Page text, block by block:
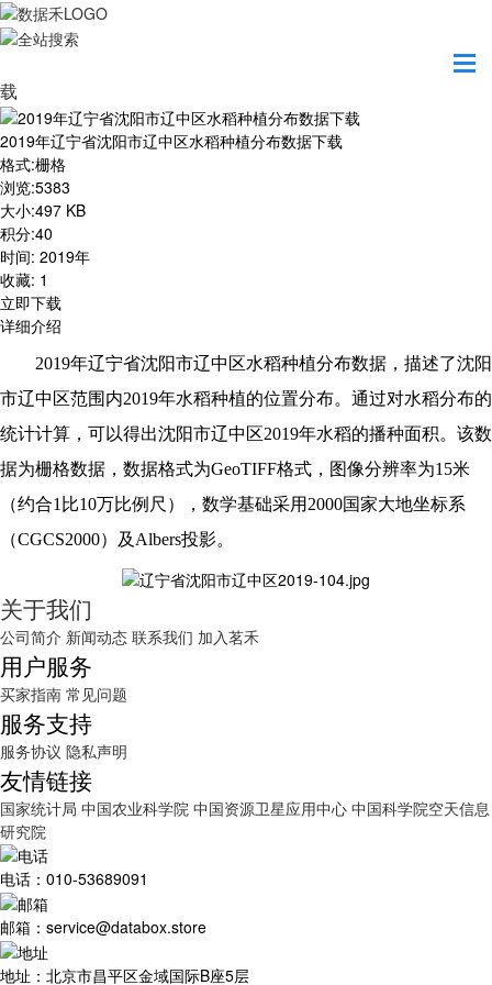
2019年辽宁省沈阳市辽中区水稻种植分布数据下
载
2019年辽宁省沈阳市辽中区水稻种植分布数据下载
格式:栅格
浏览:5383
大小:497 KB
积分:40
时间: 2019年
收藏: 1
立即下载
详细介绍
2019年辽宁省沈阳市辽中区水稻种植分布数据，描述了沈阳
市辽中区范围内2019年水稻种植的位置分布。通过对水稻分布的
统计计算，可以得出沈阳市辽中区2019年水稻的播种面积。该数
据为栅格数据，数据格式为GeoTIFF格式，图像分辨率为15米
（约合1比10万比例尺），数学基础采用2000国家大地坐标系
（CGCS2000）及Albers投影。
关于我们
公司简介 新闻动态 联系我们 加入茗禾
用户服务
买家指南 常见问题
服务支持
服务协议 隐私声明
友情链接
国家统计局 中国农业科学院 中国资源卫星应用中心 中国科学院空天信息
研究院
电话：010-53689091
邮箱：service@databox.store
地址：北京市昌平区金域国际B座5层